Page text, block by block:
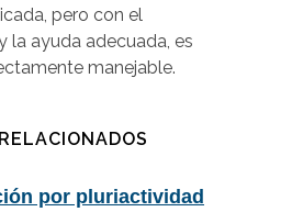
pero con el
la ayuda adecuada, es
manejable.
por pluriactividad